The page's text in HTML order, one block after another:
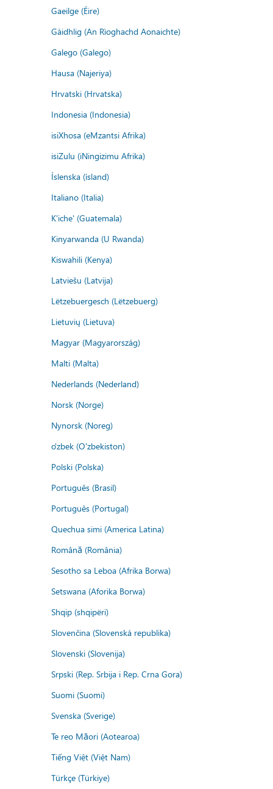
Gaeilge (Éire)
Gàidhlig (An Rìoghachd Aonaichte)
Galego (Galego)
Hausa (Najeriya)
Hrvatski (Hrvatska)
Indonesia (Indonesia)
isiXhosa (eMzantsi Afrika)
isiZulu (iNingizimu Afrika)
Íslenska (ísland)
Italiano (Italia)
K'iche' (Guatemala)
Kinyarwanda (U Rwanda)
Kiswahili (Kenya)
Latviešu (Latvija)
Lëtzebuergesch (Lëtzebuerg)
Lietuvių (Lietuva)
Magyar (Magyarország)
Malti (Malta)
Nederlands (Nederland)
Norsk (Norge)
Nynorsk (Noreg)
o'zbek (O'zbekiston)
Polski (Polska)
Português (Brasil)
Português (Portugal)
Quechua simi (America Latina)
Română (România)
Sesotho sa Leboa (Afrika Borwa)
Setswana (Aforika Borwa)
Shqip (shqipëri)
Slovenčina (Slovenská republika)
Slovenski (Slovenija)
Srpski (Rep. Srbija i Rep. Crna Gora)
Suomi (Suomi)
Svenska (Sverige)
Te reo Māori (Aotearoa)
Tiếng Việt (Việt Nam)
Türkçe (Türkiye)